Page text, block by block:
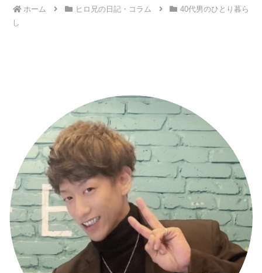
ホーム ヒロ兄の日記・コラム
40代男のひとり暮ら
し